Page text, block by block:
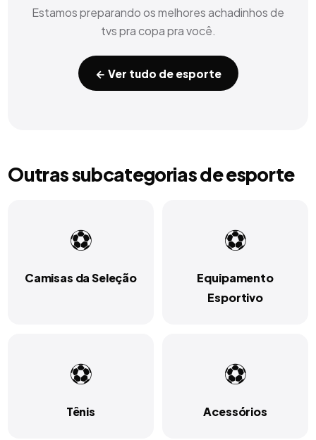
Estamos preparando os melhores achadinhos de
tvs pra copapra você.
← Ver tudo de esporte
Outras subcategorias deesporte
⚽
Camisas da Seleção
⚽
Equipamento
Esportivo
⚽
Tênis
⚽
Acessórios